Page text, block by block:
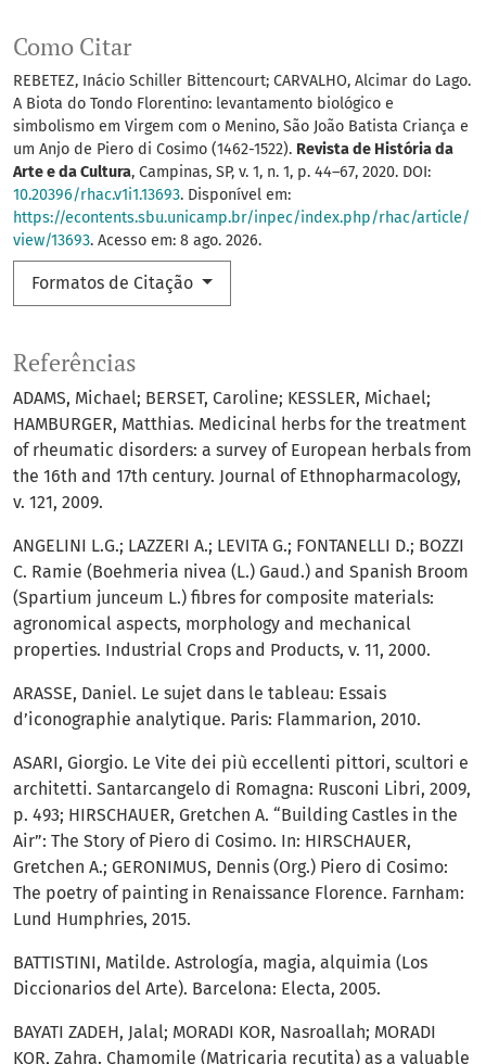
Como Citar
REBETEZ, Inácio Schiller Bittencourt; CARVALHO, Alcimar do Lago.
A Biota do Tondo Florentino: levantamento biológico e
simbolismo em Virgem com o Menino, São João Batista Criança e
um Anjo de Piero di Cosimo (1462-1522). Revista de História da
Arte e da Cultura, Campinas, SP, v. 1, n. 1, p. 44–67, 2020. DOI:
10.20396/rhac.v1i1.13693. Disponível em:
https://econtents.sbu.unicamp.br/inpec/index.php/rhac/article/
view/13693. Acesso em: 8 ago. 2026.
Formatos de Citação
Referências
ADAMS, Michael; BERSET, Caroline; KESSLER, Michael;
HAMBURGER, Matthias. Medicinal herbs for the treatment
of rheumatic disorders: a survey of European herbals from
the 16th and 17th century. Journal of Ethnopharmacology,
v. 121, 2009.
ANGELINI L.G.; LAZZERI A.; LEVITA G.; FONTANELLI D.; BOZZI
C. Ramie (Boehmeria nivea (L.) Gaud.) and Spanish Broom
(Spartium junceum L.) fibres for composite materials:
agronomical aspects, morphology and mechanical
properties. Industrial Crops and Products, v. 11, 2000.
ARASSE, Daniel. Le sujet dans le tableau: Essais
d’iconographie analytique. Paris: Flammarion, 2010.
ASARI, Giorgio. Le Vite dei più eccellenti pittori, scultori e
architetti. Santarcangelo di Romagna: Rusconi Libri, 2009,
p. 493; HIRSCHAUER, Gretchen A. “Building Castles in the
Air”: The Story of Piero di Cosimo. In: HIRSCHAUER,
Gretchen A.; GERONIMUS, Dennis (Org.) Piero di Cosimo:
The poetry of painting in Renaissance Florence. Farnham:
Lund Humphries, 2015.
BATTISTINI, Matilde. Astrología, magia, alquimia (Los
Diccionarios del Arte). Barcelona: Electa, 2005.
BAYATI ZADEH, Jalal; MORADI KOR, Nasroallah; MORADI
KOR, Zahra. Chamomile (Matricaria recutita) as a valuable